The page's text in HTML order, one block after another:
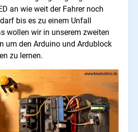
an wie weit der Fahrer noch
bis es zu einem Unfall
wollen wir in unserem zweiten
um den Arduino und Ardublock
zu lernen.